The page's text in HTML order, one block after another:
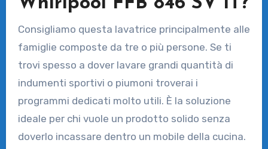
Whirlpool FFB 846 SV IT?
Consigliamo questa lavatrice principalmente alle
famiglie composte da tre o più persone. Se ti
trovi spesso a dover lavare grandi quantità di
indumenti sportivi o piumoni troverai i
programmi dedicati molto utili. È la soluzione
ideale per chi vuole un prodotto solido senza
doverlo incassare dentro un mobile della cucina.